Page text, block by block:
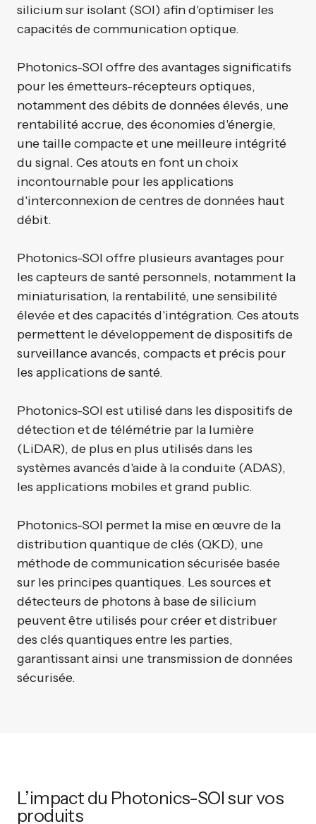
silicium sur isolant (SOI) afin d'optimiser les
capacités de communication optique.
Photonics-SOI offre des avantages significatifs
pour les émetteurs-récepteurs optiques,
notamment des débits de données élevés, une
rentabilité accrue, des économies d'énergie,
une taille compacte et une meilleure intégrité
du signal. Ces atouts en font un choix
incontournable pour les applications
d'interconnexion de centres de données haut
débit.
Photonics-SOI offre plusieurs avantages pour
les capteurs de santé personnels, notamment la
miniaturisation, la rentabilité, une sensibilité
élevée et des capacités d'intégration. Ces atouts
permettent le développement de dispositifs de
surveillance avancés, compacts et précis pour
les applications de santé.
Photonics-SOI est utilisé dans les dispositifs de
détection et de télémétrie par la lumière
(LiDAR), de plus en plus utilisés dans les
systèmes avancés d'aide à la conduite (ADAS),
les applications mobiles et grand public.
Photonics-SOI permet la mise en œuvre de la
distribution quantique de clés (QKD), une
méthode de communication sécurisée basée
sur les principes quantiques. Les sources et
détecteurs de photons à base de silicium
peuvent être utilisés pour créer et distribuer
des clés quantiques entre les parties,
garantissant ainsi une transmission de données
sécurisée.
L’impact du Photonics-SOI sur vos
produits